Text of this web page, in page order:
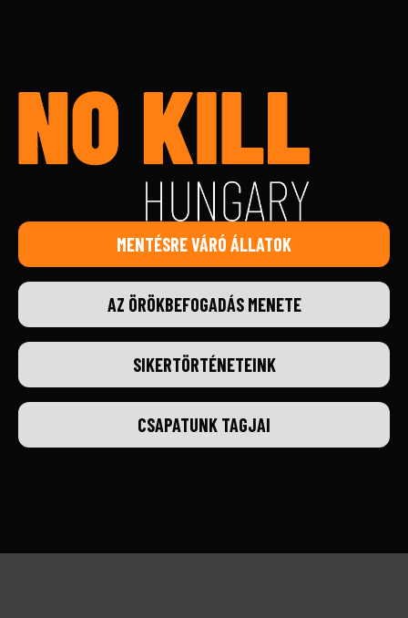
MENTÉSRE VÁRÓ ÁLLATOK
AZ ÖRÖKBEFOGADÁS MENETE
SIKERTÖRTÉNETEINK
CSAPATUNK TAGJAI